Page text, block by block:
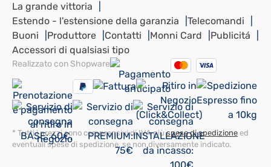
La grande vittoria
Estendo - l'estensione della garanzia
Telecomandi
Buoni
Produttore Contatti Monni Card
Publicitá
Accessori di qualsiasi tipo
Realizzato con Shopware
* Tutti i prezzi sono comprensivi di IVA piùspese di spedizione ed
eventuali spese di spedizione, se non diversamente indicato.